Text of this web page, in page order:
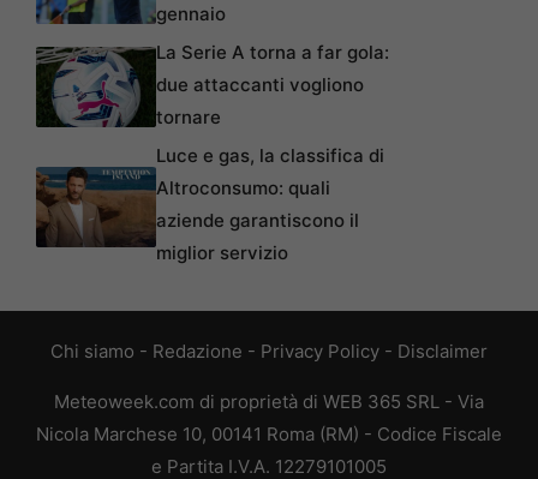
gennaio
La Serie A torna a far gola:
due attaccanti vogliono
tornare
Luce e gas, la classifica di
Altroconsumo: quali
aziende garantiscono il
miglior servizio
Chi siamo - Redazione - Privacy Policy - Disclaimer
Meteoweek.com di proprietà di WEB 365 SRL - Via
Nicola Marchese 10, 00141 Roma (RM) - Codice Fiscale
e Partita I.V.A. 12279101005